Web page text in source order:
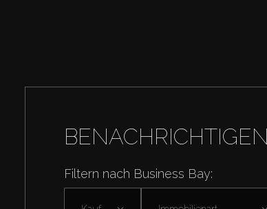
Filtern nach Business Bay: